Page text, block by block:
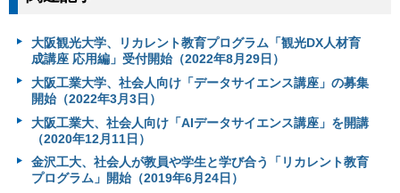
大阪観光大学、リカレント教育プログラム「観光DX人材育
成講座 応用編」受付開始（2022年8月29日）
大阪工業大学、社会人向け「データサイエンス講座」の募集
開始（2022年3月3日）
大阪工業大、社会人向け「AIデータサイエンス講座」を開講
（2020年12月11日）
金沢工大、社会人が教員や学生と学び合う「リカレント教育
プログラム」開始（2019年6月24日）